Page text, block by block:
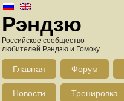
Рэндзю
Российское сообщество
любителей Рэндзю и Гомоку
Главная Форум
Новости Тренировка